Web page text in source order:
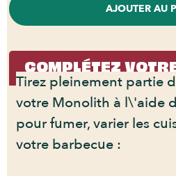
AJOUTER AU
COMPLÉTEZ
Tirez pleinement partie
votre Monolith à l\'aide
pour fumer, varier les
votre barbecue :